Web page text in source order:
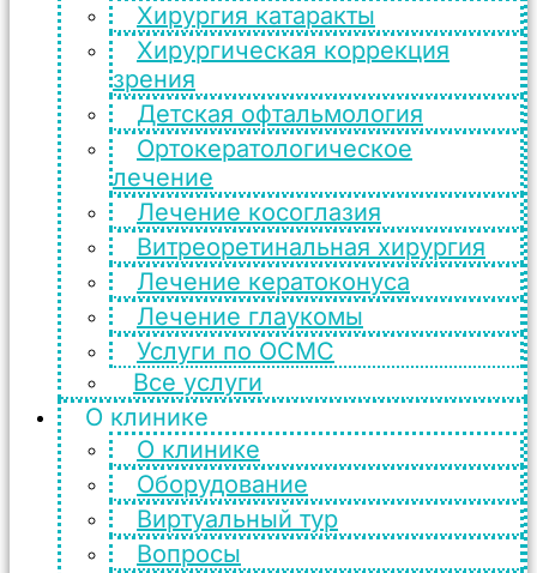
Хирургия катаракты
Хирургическая коррекция
зрения
Детская офтальмология
Ортокератологическое
лечение
Лечение косоглазия
Витреоретинальная хирургия
Лечение кератоконуса
Лечение глаукомы
Услуги по ОСМС
Все услуги
О клинике
О клинике
Оборудование
Виртуальный тур
Вопросы